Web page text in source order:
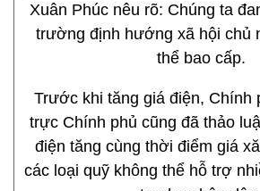
Xuân Phúc nêu rõ: Chúng ta
trường định hướng xã hội chủ
thể bao cấp.
Trước khi tăng giá điện, Chính
trực Chính phủ cũng đã thảo
điện tăng cùng thời điểm giá
các loại quỹ không thể hỗ trợ